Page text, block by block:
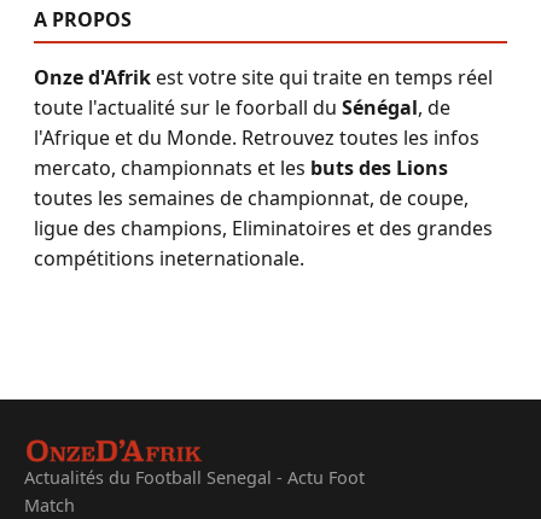
A PROPOS
Onze d'Afrikest votre site qui traite en temps réel
toute l'actualité sur le foorball du Sénégal, de
l'Afrique et du Monde. Retrouvez toutes les infos
mercato, championnats et les buts des Lions
toutes les semaines de championnat, de coupe,
ligue des champions, Eliminatoires et des grandes
compétitions ineternationale.
Actualités du Football Senegal - Actu Foot
Match